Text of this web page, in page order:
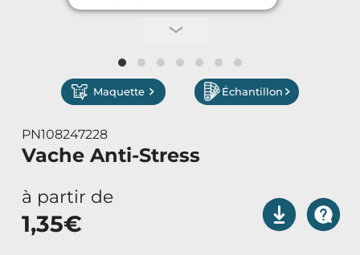
Parapluies & Parasols
Art de la Table
Art de Vivre à la Française
Bien être & Sécurité
Maquette Échantillon
PN108247228
Vache Anti-Stress
à partir de
1,35€